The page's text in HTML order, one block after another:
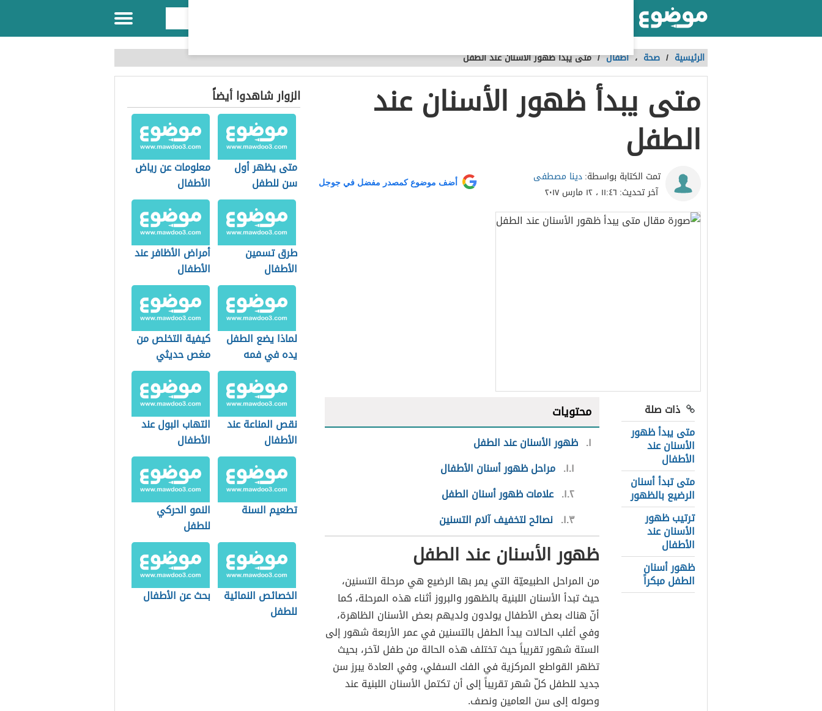
الرئيسية / صحة ،أطفال /متى يبدأ ظهور الأسنان عند الطفل
متى يبدأ ظهور الأسنان عند
الطفل
تمت الكتابة بواسطة:دينا مصطفى
آخر تحديث: ١١:٤٦ ، ١٢ مارس ٢٠١٧
أضف موضوع كمصدر مفضل في جوجل
ذات صلة
متى يبدأ ظهور
الأسنان عند
الأطفال
متى تبدأ أسنان
الرضيع بالظهور
ترتيب ظهور
الأسنان عند
الأطفال
ظهور أسنان
الطفل مبكراً
محتويات
١ ظهور الأسنان عند الطفل
١.١ مراحل ظهور أسنان الأطفال
١.٢ علامات ظهور أسنان الطفل
١.٣ نصائح لتخفيف آلام التسنين
ظهور الأسنان عند الطفل
من المراحل الطبيعيّة التي يمر بها الرضيع هي مرحلة التسنين،
حيث تبدأ الأسنان اللبنية بالظهور والبروز أثناء هذه المرحلة، كما
أنّ هناك بعض الأطفال يولدون ولديهم بعض الأسنان الظاهرة،
وفي أغلب الحالات يبدأ الطفل بالتسنين في عمر الأربعة شهور إلى
الستة شهور تقريباً حيث تختلف هذه الحالة من طفل لآخر، بحيث
تظهر القواطع المركزية في الفك السفلي، وفي العادة يبرز سن
جديد للطفل كلّ شهر تقريباً إلى أن تكتمل الأسنان اللبنية عند
وصوله إلى سن العامين ونصف.
الزوار شاهدوا أيضاً
متى يظهر أول
سن للطفل
معلومات عن رياض
الأطفال
طرق تسمين
الأطفال
أمراض الأظافر عند
الأطفال
لماذا يضع الطفل
يده في فمه
كيفية التخلص من
مغص حديثي
الولادة
نقص المناعة عند
الأطفال
التهاب البول عند
الأطفال
تطعيم السنة
النمو الحركي
للطفل
الخصائص النمائية
للطفل
بحث عن الأطفال